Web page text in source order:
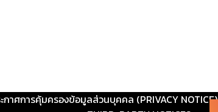
กาศการคุ้มครองข้อมูลส่วนบุคคล (PRIVACY NOTICE)